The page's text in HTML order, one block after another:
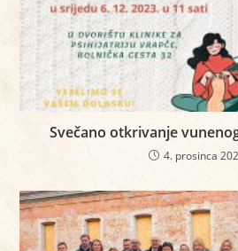
Svečano otkrivanje
4. prosinca